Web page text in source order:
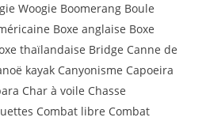
Woogie Boomerang Boule
Boxe anglaise Boxe
thaïlandaise Bridge Canne de
kayak Canyonisme Capoeira
Char à voile Chasse
Combat libre Combat